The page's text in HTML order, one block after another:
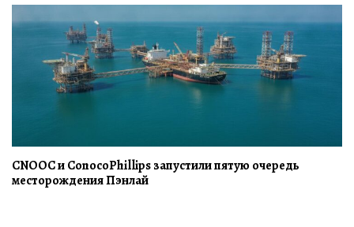
CNOOC и ConocoPhillips запустили пятую очередь
месторождения Пэнлай